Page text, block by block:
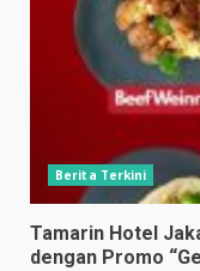
Berita Terkini
Tamarin Hotel
dengan Promo